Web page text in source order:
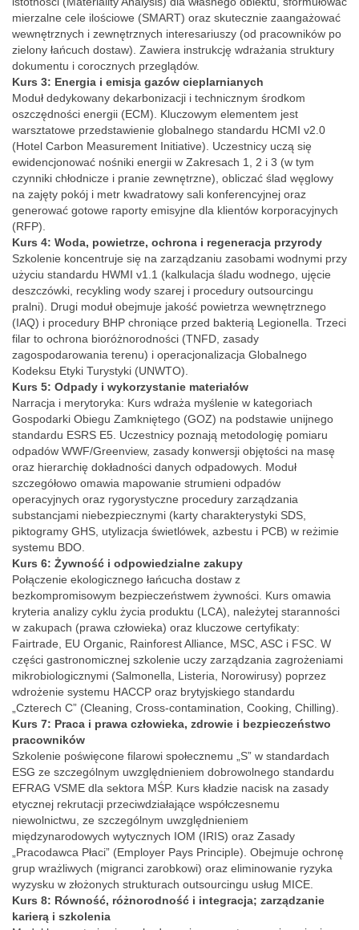
mierzalne cele ilościowe (SMART) oraz skutecznie zaangażować
wewnętrznych i zewnętrznych interesariuszy (od pracowników po
zielony łańcuch dostaw). Zawiera instrukcję wdrażania struktury
dokumentu i corocznych przeglądów.
Kurs 3: Energia i emisja gazów cieplarnianych
Moduł dedykowany dekarbonizacji i technicznym środkom
oszczędności energii (ECM). Kluczowym elementem jest
warsztatowe przedstawienie globalnego standardu HCMI v2.0
(Hotel Carbon Measurement Initiative). Uczestnicy uczą się
ewidencjonować nośniki energii w Zakresach 1, 2 i 3 (w tym
czynniki chłodnicze i pranie zewnętrzne), obliczać ślad węglowy
na zajęty pokój i metr kwadratowy sali konferencyjnej oraz
generować gotowe raporty emisyjne dla klientów korporacyjnych
(RFP).
Kurs 4: Woda, powietrze, ochrona i regeneracja przyrody
Szkolenie koncentruje się na zarządzaniu zasobami wodnymi przy
użyciu standardu HWMI v1.1 (kalkulacja śladu wodnego, ujęcie
deszczówki, recykling wody szarej i procedury outsourcingu
pralni). Drugi moduł obejmuje jakość powietrza wewnętrznego
(IAQ) i procedury BHP chroniące przed bakterią Legionella. Trzeci
filar to ochrona bioróżnorodności (TNFD, zasady
zagospodarowania terenu) i operacjonalizacja Globalnego
Kodeksu Etyki Turystyki (UNWTO).
Kurs 5: Odpady i wykorzystanie materiałów
Narracja i merytoryka: Kurs wdraża myślenie w kategoriach
Gospodarki Obiegu Zamkniętego (GOZ) na podstawie unijnego
standardu ESRS E5. Uczestnicy poznają metodologię pomiaru
odpadów WWF/Greenview, zasady konwersji objętości na masę
oraz hierarchię dokładności danych odpadowych. Moduł
szczegółowo omawia mapowanie strumieni odpadów
operacyjnych oraz rygorystyczne procedury zarządzania
substancjami niebezpiecznymi (karty charakterystyki SDS,
piktogramy GHS, utylizacja świetlówek, azbestu i PCB) w reżimie
systemu BDO.
Kurs 6: Żywność i odpowiedzialne zakupy
Połączenie ekologicznego łańcucha dostaw z
bezkompromisowym bezpieczeństwem żywności. Kurs omawia
kryteria analizy cyklu życia produktu (LCA), należytej staranności
w zakupach (prawa człowieka) oraz kluczowe certyfikaty:
Fairtrade, EU Organic, Rainforest Alliance, MSC, ASC i FSC. W
części gastronomicznej szkolenie uczy zarządzania zagrożeniami
mikrobiologicznymi (Salmonella, Listeria, Norowirusy) poprzez
wdrożenie systemu HACCP oraz brytyjskiego standardu
„Czterech C” (Cleaning, Cross-contamination, Cooking, Chilling).
Kurs 7: Praca i prawa człowieka, zdrowie i bezpieczeństwo
pracowników
Szkolenie poświęcone filarowi społecznemu „S” w standardach
ESG ze szczególnym uwzględnieniem dobrowolnego standardu
EFRAG VSME dla sektora MŚP. Kurs kładzie nacisk na zasady
etycznej rekrutacji przeciwdziałające współczesnemu
niewolnictwu, ze szczególnym uwzględnieniem
międzynarodowych wytycznych IOM (IRIS) oraz Zasady
„Pracodawca Płaci” (Employer Pays Principle). Obejmuje ochronę
grup wrażliwych (migranci zarobkowi) oraz eliminowanie ryzyka
wyzysku w złożonych strukturach outsourcingu usług MICE.
Kurs 8: Równość, różnorodność i integracja; zarządzanie
karierą i szkolenia